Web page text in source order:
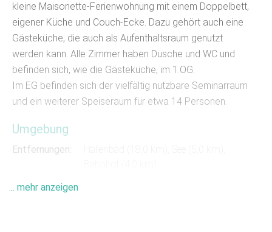
kleine Maisonette-Ferienwohnung mit einem Doppelbett,
eigener Küche und Couch-Ecke. Dazu gehört auch eine
Gästeküche, die auch als Aufenthaltsraum genutzt
werden kann. Alle Zimmer haben Dusche und WC und
befinden sich, wie die Gästeküche, im 1.OG.
Im EG befinden sich der vielfältig nutzbare Seminarraum
und ein weiterer Speiseraum für etwa 14 Personen.
Umgebung
Entfernungen:
Unser Gästehaus befindet sich mitten im historischen
... mehr anzeigen